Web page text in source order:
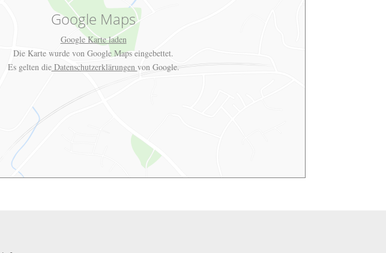
Google Maps
Google Karte laden
Die Karte wurde von Google Maps eingebettet.
Es gelten dieDatenschutzerklärungen von Google.